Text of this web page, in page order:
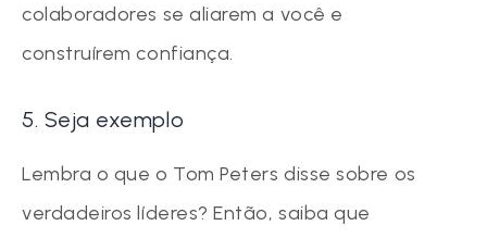
colaboradores se aliarem a você e
construírem confiança.
5. Seja exemplo
Lembra o que o Tom Peters disse sobre os
verdadeiros líderes? Então, saiba que